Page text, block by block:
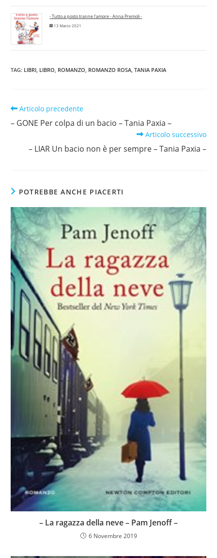
- Tutto a posto tranne l'amore - Anna Premoli -
13 Marzo 2021
TAG: LIBRI LIBRO ROMANZO ROMANZO ROSA TANIA PAXIA
Leggi
articoli
Articolo precedente
– GONE Per colpa di un bacio – Tania Paxia –
Articolo successivo
– LIAR Un bacio non è per sempre – Tania Paxia –
POTREBBE ANCHE PIACERTI
– La ragazza della neve – Pam Jenoff –
6 Novembre 2019